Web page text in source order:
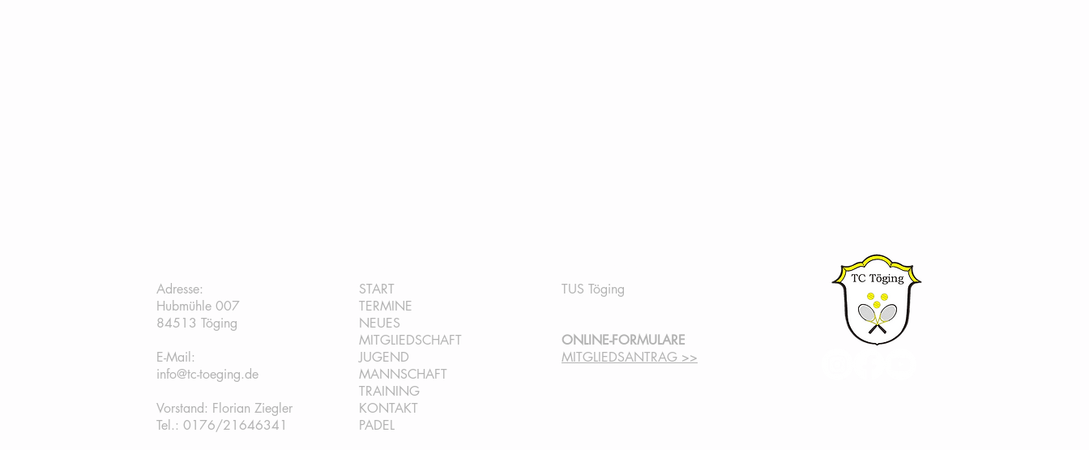
Adresse:
Hubmühle 007
84513 Töging
E-Mail:
info@tc-toeging.de
Vorstand: Florian Ziegler
Tel.: 0176/21646341
START
TERMINE
NEUES
MITGLIEDSCHAFT
JUGEND
MANNSCHAFT
TRAINING
KONTAKT
PADEL
TUS Töging
ONLINE-FORMULARE
MITGLIEDSANTRAG >>